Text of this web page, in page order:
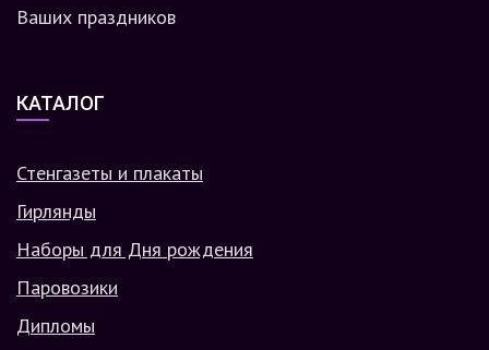
Ваших праздников
КАТАЛОГ
Стенгазеты и плакаты
Гирлянды
Наборы для Дня рождения
Паровозики
Дипломы